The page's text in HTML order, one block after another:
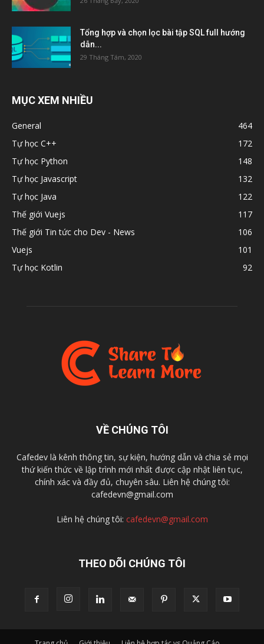
Tổng hợp và chọn lọc bài tập SQL full hướng
dẫn...
29 Tháng Tám, 2020
MỤC XEM NHIỀU
General
464
Tự học C++
172
Tự học Python
148
Tự học Javascript
132
Tự học Java
122
Thế giới Vuejs
117
Thế giới Tin tức cho Dev - News
106
Vuejs
101
Tự học Kotlin
92
VỀ CHÚNG TÔI
Cafedev là kênh thông tin, sự kiện, hướng dẫn và chia sẻ mọi
thứ kiến thức về lập trình mới nhất được cập nhật liên tục,
chính xác và đầy đủ, chuyên sâu. Liên hệ chúng tôi:
cafedevn@gmail.com
Liên hệ chúng tôi: cafedevn@gmail.com
THEO DÕI CHÚNG TÔI